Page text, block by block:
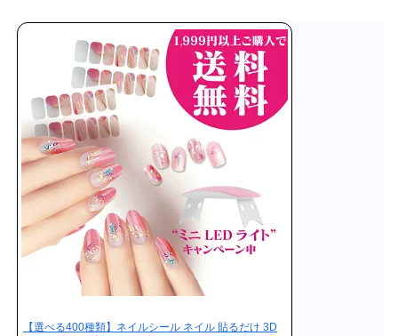
【選べる400種類】ネイルシール ネイル 貼るだけ 3D